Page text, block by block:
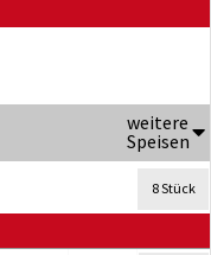
weitere
Speisen
8 Stück